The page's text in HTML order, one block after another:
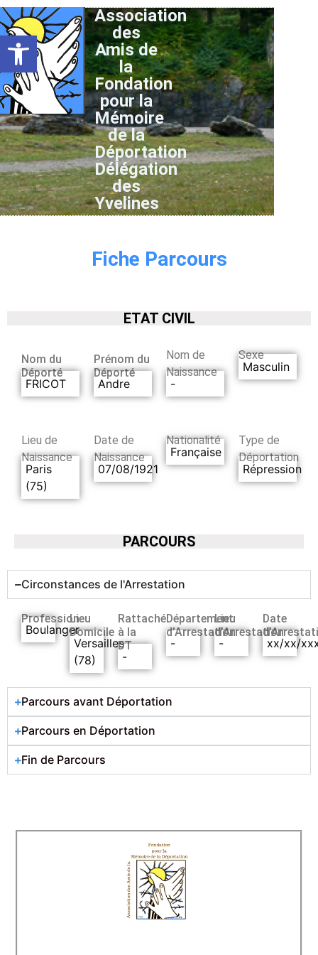
Ouvrir la barre d’outils
Association
des
Amis de
la
Fondation
pour la
Mémoire
de la
Déportation
Délégation
des
Yvelines
Fiche Parcours
ETAT CIVIL
Nom du
Déporté
FRICOT
Prénom du
Déporté
Andre
Nom de
Naissance
-
Sexe
Masculin
Lieu de
Naissance
Paris
(75)
Date de
Naissance
07/08/1921
Nationalité
Française
Type de
Déportation
Répression
PARCOURS
Circonstances de l'Arrestation
Profession
Boulanger
Lieu
Domicile
Versailles
(78)
Rattaché
à la
DT
-
Département
d’Arrestation
-
Lieu
d’Arrestation
-
Date
xx/xx/
Parcours avant Déportation
Parcours en Déportation
Fin de Parcours